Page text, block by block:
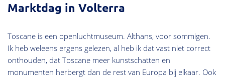
Marktdag in Volterra
Toscane is een openluchtmuseum. Althans, voor sommigen.
Ik heb weleens ergens gelezen, al heb ik dat vast niet correct
onthouden, dat Toscane meer kunstschatten en
monumenten herbergt dan de rest van Europa bij elkaar. Ook